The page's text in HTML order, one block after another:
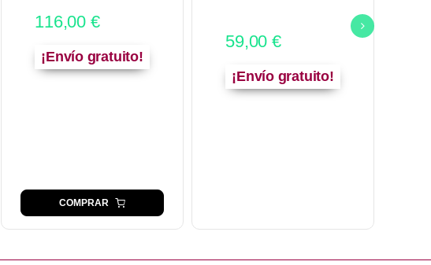
116,00 €
¡Envío gratuito!
COMPRAR
59,00 €
¡Envío gratuito!